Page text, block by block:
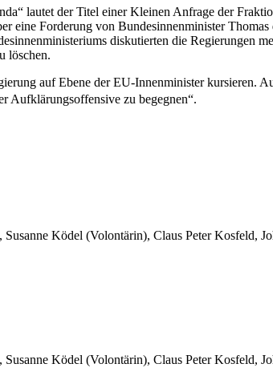
lautet der Titel einer Kleinen Anfrage der
eine Forderung von Bundesinnenminister
diskutierten die Regierungen
löschen.
auf Ebene der EU-Innenminister kursieren.
Aufklärungsoffensive zu begegnen“.
Susanne Ködel (Volontärin), Claus Peter Kosfeld,
Susanne Ködel (Volontärin), Claus Peter Kosfeld,